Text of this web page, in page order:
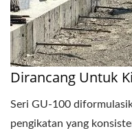
Dirancang Untuk
Seri GU-100
pengikatan yang